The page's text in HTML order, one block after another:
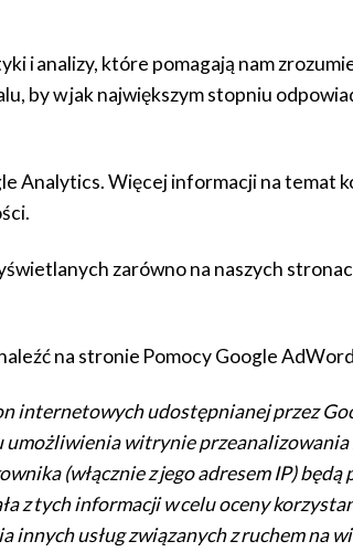
analizy, które pomagają nam
by w jak największym stopniu
Analytics. Więcej informacji na temat
.
zarówno na naszych
na stronie Pomocy Google
udostępnianej przez
witrynie
(włącznie z jego adresem IP) będą
z tych informacji w celu oceny
usług związanych z ruchem na